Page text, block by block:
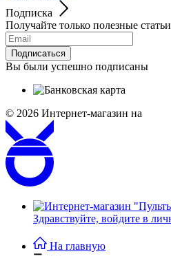
Подписка
Получайте только полезные
Подписаться
Вы были успешно подписаны
© 2026 Интернет-магазин на
Здравствуйте, войдите в
На главную